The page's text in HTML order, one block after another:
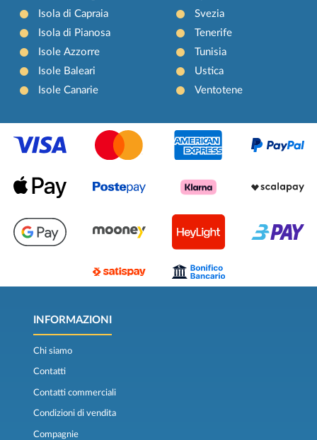
Isola di Capraia
Isola di Pianosa
Isole Azzorre
Isole Baleari
Isole Canarie
Svezia
Tenerife
Tunisia
Ustica
Ventotene
INFORMAZIONI
Chi siamo
Contatti
Contatti commerciali
Condizioni di vendita
Compagnie